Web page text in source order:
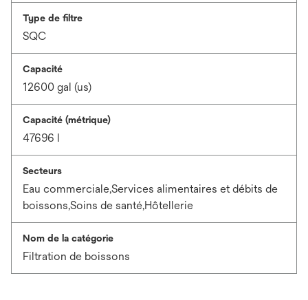
Type de filtre
SQC
Capacité
12600 gal (us)
Capacité (métrique)
47696 l
Secteurs
Eau commerciale,Services alimentaires et débits de
boissons,Soins de santé,Hôtellerie
Nom de la catégorie
Filtration de boissons